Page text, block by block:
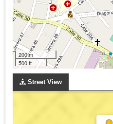
200 m
500 ft
Street View